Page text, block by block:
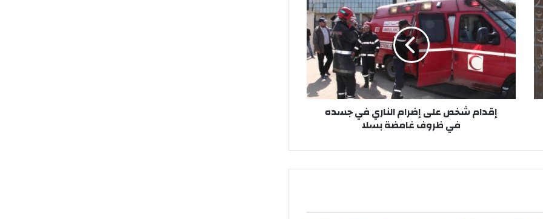
ق
د
ا
ش
خ
ص
ع
ض
ل
إقدام شخص على إضرام الناري في جسده
في ظروف غامضة بسلا